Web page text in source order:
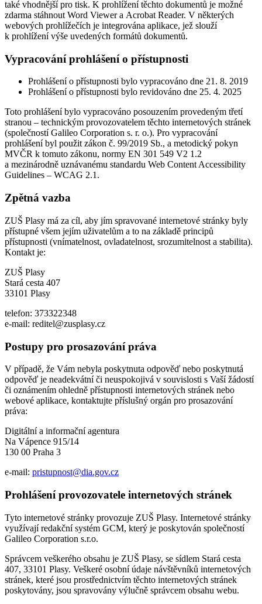
také vhodnější pro tisk. K prohlížení těchto dokumentů je možné
zdarma stáhnout Word Viewer a Acrobat Reader. V některých
webových prohlížečích je integrována aplikace, jež slouží
k prohlížení výše uvedených formátů dokumentů.
Vypracování prohlášení o přístupnosti
Prohlášení o přístupnosti bylo vypracováno dne 21. 8. 2019
Prohlášení o přístupnosti bylo revidováno dne 25. 4. 2025
Toto prohlášení bylo vypracováno posouzením provedeným třetí
stranou – technickým provozovatelem těchto internetových stránek
(společností Galileo Corporation s. r. o.). Pro vypracování
prohlášení byl použit zákon č. 99/2019 Sb., a metodický pokyn
MVČR k tomuto zákonu, normy EN 301 549 V2 1.2
a mezinárodně uznávanému standardu Web Content Accessibility
Guidelines – WCAG 2.1.
Zpětná vazba
ZUŠ Plasy má za cíl, aby jím spravované internetové stránky byly
přístupné všem jejím uživatelům a to na základě principů
přístupnosti (vnímatelnost, ovladatelnost, srozumitelnost a stabilita).
Kontakt je:
ZUŠ Plasy
Stará cesta 407
33101 Plasy
telefon: 373322348
e-mail: reditel@zusplasy.cz
Postupy pro prosazování práva
V případě, že Vám nebyla poskytnuta odpověď nebo poskytnutá
odpověď je neadekvátní či neuspokojivá v souvislosti s Vaší žádostí
či oznámením ohledně přístupnosti internetových stránek nebo
webové aplikace, kontaktujte příslušný orgán pro prosazování
práva:
Digitální a informační agentura
Na Vápence 915/14
130 00 Praha 3
e-mail: pristupnost@dia.gov.cz
Prohlášení provozovatele internetových stránek
Tyto internetové stránky provozuje ZUŠ Plasy. Internetové stránky
využívají redakční systém GCM, který je poskytován společností
Galileo Corporation s.r.o.
Správcem veškerého obsahu je ZUŠ Plasy, se sídlem Stará cesta
407, 33101 Plasy. Veškeré osobní údaje návštěvníků internetových
stránek, které jsou prostřednictvím těchto internetových stránek
poskytovány, jsou spravovány výlučně správcem obsahu webu.